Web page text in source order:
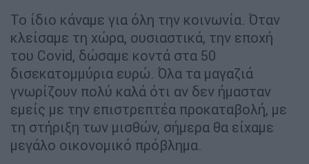
Το ίδιο κάναμε για όλη την κοινωνία. Όταν
κλείσαμε τη χώρα, ουσιαστικά, την εποχή
του Covid, δώσαμε κοντά στα 50
δισεκατομμύρια ευρώ. Όλα τα μαγαζιά
γνωρίζουν πολύ καλά ότι αν δεν ήμασταν
εμείς με την επιστρεπτέα προκαταβολή, με
τη στήριξη των μισθών, σήμερα θα είχαμε
μεγάλο οικονομικό πρόβλημα.